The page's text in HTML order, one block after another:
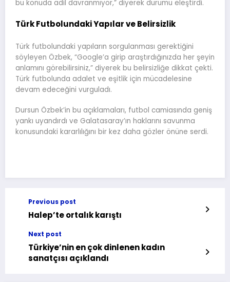
bu konuda adil davranmıyor,” diyerek durumu eleştirdi.
Türk Futbolundaki Yapılar ve Belirsizlik
Türk futbolundaki yapıların sorgulanması gerektiğini
söyleyen Özbek, “Google’a girip araştırdığınızda her şeyin
anlamını görebilirsiniz,” diyerek bu belirsizliğe dikkat çekti.
Türk futbolunda adalet ve eşitlik için mücadelesine
devam edeceğini vurguladı.
Dursun Özbek’in bu açıklamaları, futbol camiasında geniş
yankı uyandırdı ve Galatasaray’ın haklarını savunma
konusundaki kararlılığını bir kez daha gözler önüne serdi.
Previous post
Halep’te ortalık karıştı
Next post
Türkiye’nin en çok dinlenen kadın
sanatçısı açıklandı